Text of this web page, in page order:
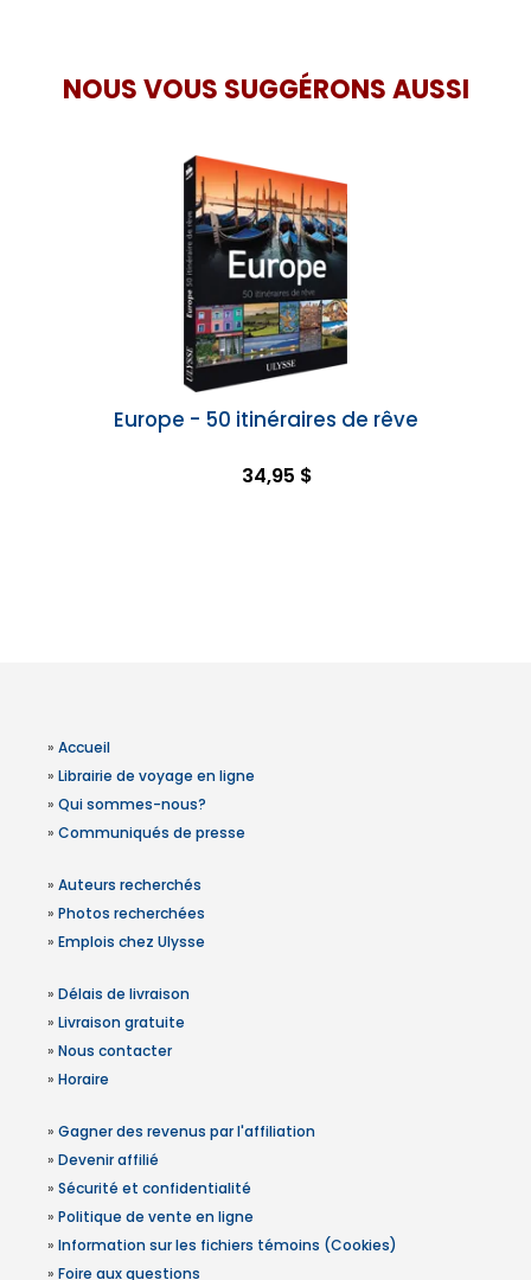
NOUS VOUS SUGGÉRONS AUSSI
Europe - 50 itinéraires de rêve
34,95 $
» Accueil
» Librairie de voyage en ligne
» Qui sommes-nous?
» Communiqués de presse
» Auteurs recherchés
» Photos recherchées
» Emplois chez Ulysse
» Délais de livraison
» Livraison gratuite
» Nous contacter
» Horaire
» Gagner des revenus par l'affiliation
» Devenir affilié
» Sécurité et confidentialité
» Politique de vente en ligne
» Information sur les fichiers témoins (Cookies)
» Foire aux questions